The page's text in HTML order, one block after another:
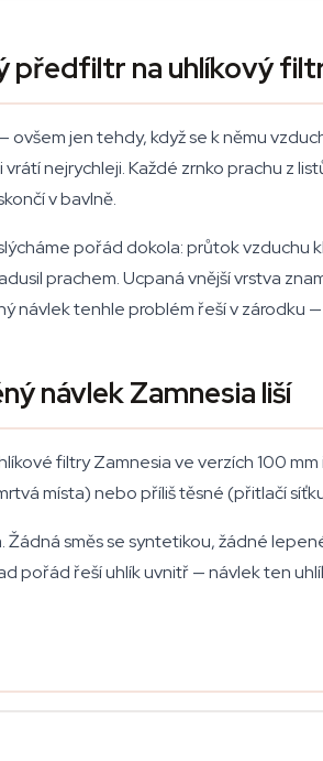
předfiltr na uhlíkový
ovšem jen tehdy, když se k němu
nejrychleji. Každé zrnko prachu z
v bavlně.
pořád dokola: průtok vzduchu
prachem. Ucpaná vnější vrstva
návlek tenhle problém řeší v zárodku
návlek Zamnesia liší
filtry Zamnesia ve verzích 100
místa) nebo příliš těsné (přitlačí
Žádná směs se syntetikou, žádné
pořád řeší uhlík uvnitř — návlek ten